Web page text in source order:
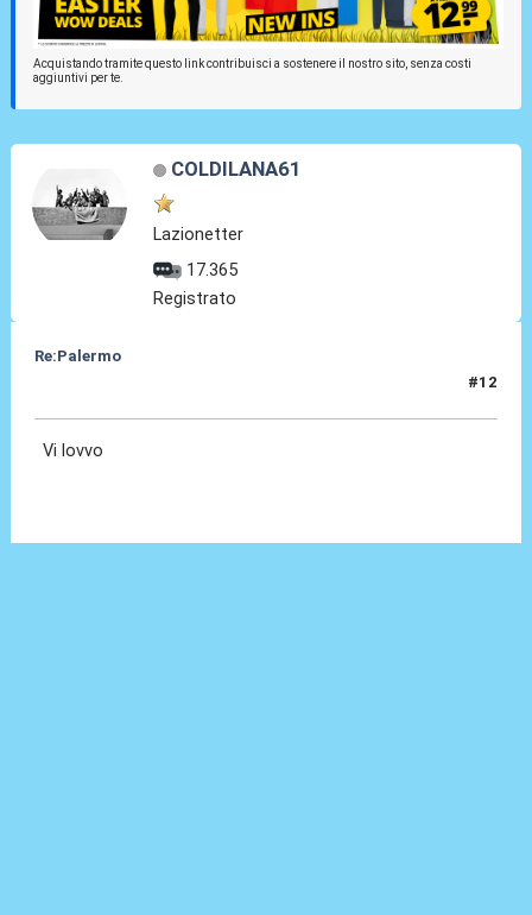
Acquistando tramite questo link contribuisci a sostenere il nostro sito, senza costi
aggiuntivi per te.
COLDILANA61
Lazionetter
17.365
Registrato
Re:Palermo
#12
Vi lovvo